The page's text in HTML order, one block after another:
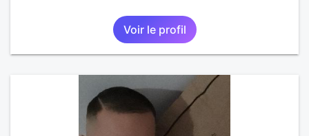
Voir le profil